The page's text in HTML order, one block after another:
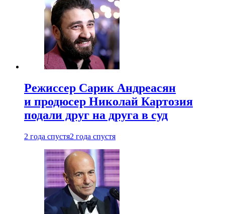
Режиссер Сарик Андреасян
и продюсер Николай Картозия
подали друг на друга в суд
2 года спустя2 года спустя